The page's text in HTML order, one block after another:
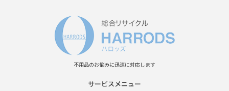
不用品のお悩みに迅速に対応します
サービスメニュー